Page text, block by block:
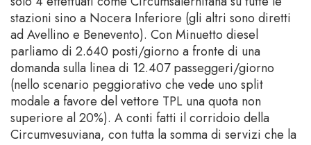
stazioni sino a Nocera Inferiore (gli altri sono diretti
ad Avellino e Benevento). Con Minuetto diesel
parliamo di 2.640 posti/giorno a fronte di una
domanda sulla linea di 12.407 passeggeri/giorno
(nello scenario peggiorativo che vede uno split
modale a favore del vettore TPL una quota non
superiore al 20%). A conti fatti il corridoio della
Circumvesuviana, con tutta la somma di servizi che la